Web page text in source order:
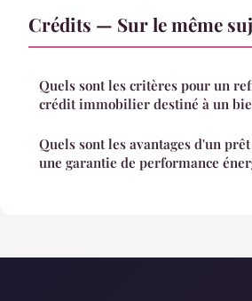
Crédits — Sur le même
Quels sont les critères pour un
crédit immobilier destiné à un
Quels sont les avantages d'un
une garantie de performance